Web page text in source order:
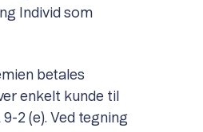
Individ som
betales
enkelt kunde til
9-2 (e). Ved tegning